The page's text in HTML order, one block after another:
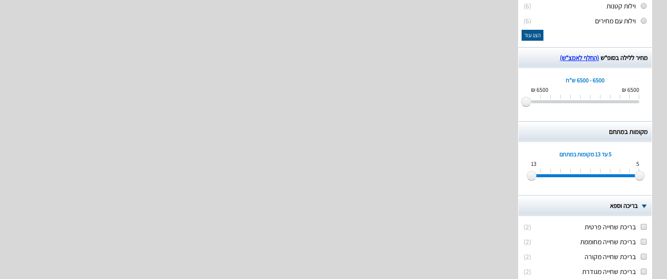
(6)
וילות קטנות
(6)
וילות עם מחירים
הצג עוד
מחיר ללילה בסופ“ש(החלף לאמצ“ש)
6500 - 6500 ש"ח
6500 ₪
6500 ₪
מקומות במתחם
5 עד 13
מקומות במתחם
5
13
בריכה וספא
(
2
)
בריכת שחייה פרטית
(
2
)
בריכת שחייה מחוממת
(
2
)
בריכת שחייה מקורה
(
2
) בריכת שחייה מגודרת